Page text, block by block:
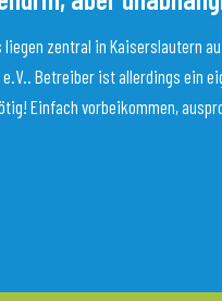
zentral in Kaiserslautern
Betreiber ist allerdings ein
Einfach vorbeikommen,